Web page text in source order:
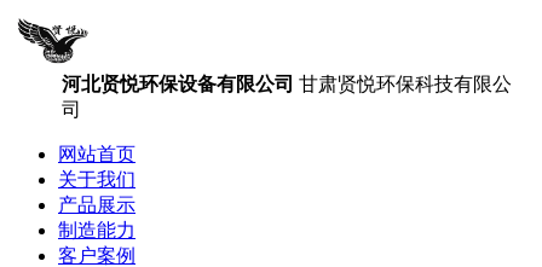
河北贤悦环保设备有限公司 甘肃贤悦环保科技有限公
司
网站首页
关于我们
产品展示
制造能力
客户案例